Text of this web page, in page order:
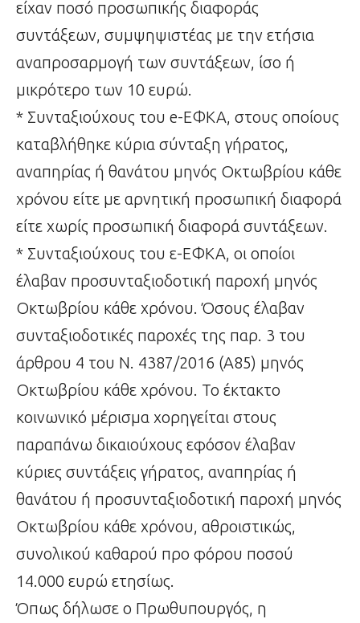
είχαν ποσό προσωπικής διαφοράς
συντάξεων, συμψηψιστέας με την ετήσια
αναπροσαρμογή των συντάξεων, ίσο ή
μικρότερο των 10 ευρώ.
* Συνταξιούχους του e-ΕΦΚΑ, στους οποίους
καταβλήθηκε κύρια σύνταξη γήρατος,
αναπηρίας ή θανάτου μηνός Οκτωβρίου κάθε
χρόνου είτε με αρνητική προσωπική διαφορά
είτε χωρίς προσωπική διαφορά συντάξεων.
* Συνταξιούχους του ε-ΕΦΚΑ, οι οποίοι
έλαβαν προσυνταξιοδοτική παροχή μηνός
Οκτωβρίου κάθε χρόνου. Όσους έλαβαν
συνταξιοδοτικές παροχές της παρ. 3 του
άρθρου 4 του Ν. 4387/2016 (Α85) μηνός
Οκτωβρίου κάθε χρόνου. Το έκτακτο
κοινωνικό μέρισμα χορηγείται στους
παραπάνω δικαιούχους εφόσον έλαβαν
κύριες συντάξεις γήρατος, αναπηρίας ή
θανάτου ή προσυνταξιοδοτική παροχή μηνός
Οκτωβρίου κάθε χρόνου, αθροιστικώς,
συνολικού καθαρού προ φόρου ποσού
14.000 ευρώ ετησίως.
Όπως δήλωσε ο Πρωθυπουργός, η